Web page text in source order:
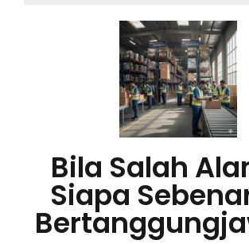
Bila Salah
Siapa